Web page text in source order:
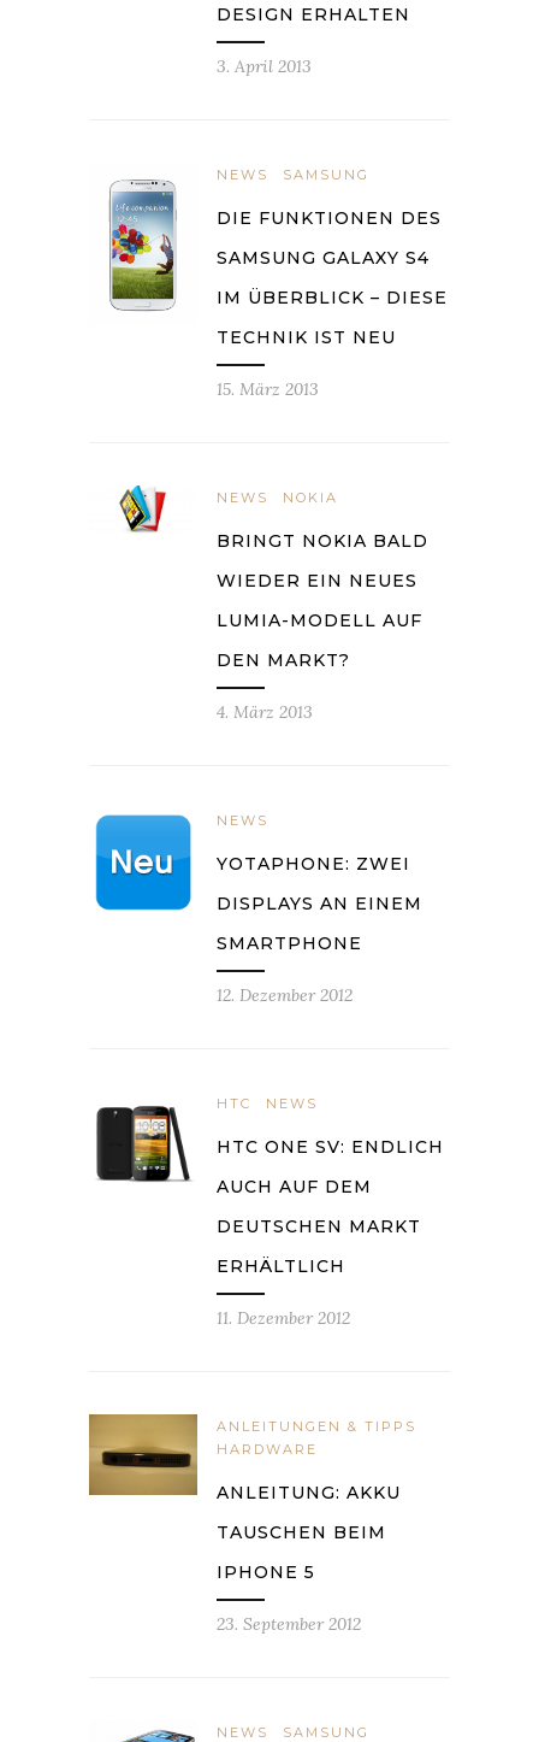
DESIGN ERHALTEN
3. April 2013
NEWS SAMSUNG
DIE FUNKTIONEN DES
SAMSUNG GALAXY S4
IM ÜBERBLICK – DIESE
TECHNIK IST NEU
15. März 2013
NEWS NOKIA
BRINGT NOKIA BALD
WIEDER EIN NEUES
LUMIA-MODELL AUF
DEN MARKT?
4. März 2013
NEWS
YOTAPHONE: ZWEI
DISPLAYS AN EINEM
SMARTPHONE
12. Dezember 2012
HTC NEWS
HTC ONE SV: ENDLICH
AUCH AUF DEM
DEUTSCHEN MARKT
ERHÄLTLICH
11. Dezember 2012
ANLEITUNGEN & TIPPS
HARDWARE
ANLEITUNG: AKKU
TAUSCHEN BEIM
IPHONE 5
23. September 2012
NEWS SAMSUNG